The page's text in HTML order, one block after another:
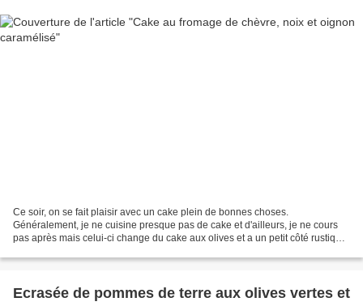
Ce soir, on se fait plaisir avec un cake plein de bonnes choses.
Généralement, je ne cuisine presque pas de cake et d'ailleurs, je ne cours
pas après mais celui-ci change du cake aux olives et a un petit côté rustique
Ecrasée de pommes de terre aux olives vertes et